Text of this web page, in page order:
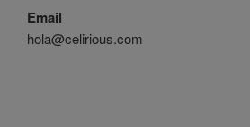
Email
hola@celirious.com